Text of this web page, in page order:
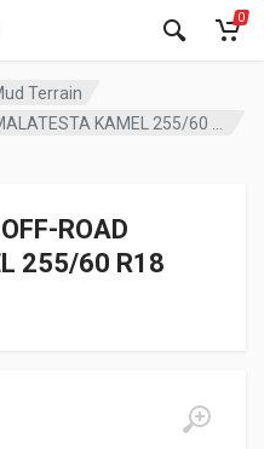
0
Terrain
ROAD
255/60 R18